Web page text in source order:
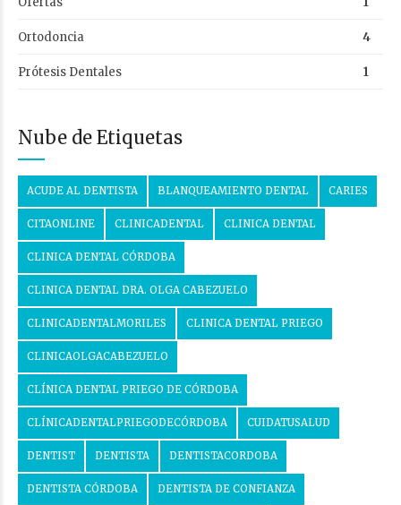
Ortodoncia 4
Prótesis Dentales 1
Nube de Etiquetas
ACUDE AL DENTISTA BLANQUEAMIENTO DENTAL CARIES
CITAONLINE CLINICADENTAL CLINICA DENTAL
CLINICA DENTAL CÓRDOBA
CLINICA DENTAL DRA. OLGA CABEZUELO
CLINICADENTALMORILES CLINICA DENTAL PRIEGO
CLINICAOLGACABEZUELO
CLÍNICA DENTAL PRIEGO DE CÓRDOBA
CLÍNICADENTALPRIEGODECÓRDOBA CUIDATUSALUD
DENTIST DENTISTA DENTISTACORDOBA
DENTISTA CÓRDOBA DENTISTA DE CONFIANZA